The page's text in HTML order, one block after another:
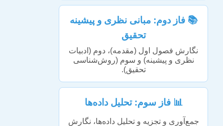
📚 فاز دوم: مبانی نظری و پیشینه
تحقیق
نگارش فصول اول (مقدمه)، دوم (ادبیات
نظری و پیشینه) و سوم (روش‌شناسی
تحقیق).
📊 فاز سوم: تحلیل داده‌ها
جمع‌آوری و تجزیه و تحلیل داده‌ها، نگارش